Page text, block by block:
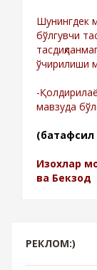
Шунингдек
бўлгувчи
ўчирилиши
-
мавзуда
(батафсил
Изохлар
ва Бекзод
РЕКЛОМ:)